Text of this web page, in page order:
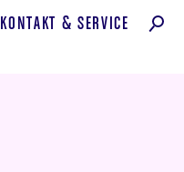
KONTAKT & SERVICE